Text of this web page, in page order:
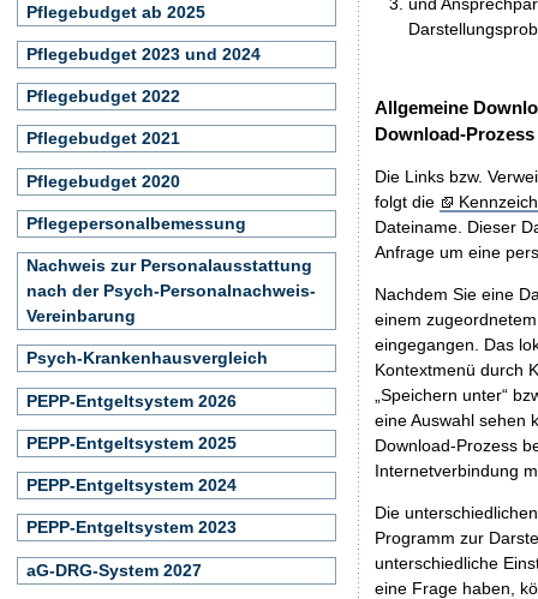
Allgemeine
Download-Prozess
Die Links bzw.
folgt die
Dateiname. Dieser
Anfrage um eine
Nachdem Sie eine
einem
eingegangen. Das
Kontextmenü durch
„Speichern unter“
eine Auswahl sehen
Download-Prozess
Internetverbindung
Die
Programm zur
unterschiedliche
eine Frage haben,
Pflegebudget ab 2025
Pflegebudget 2023 und 2024
Pflegebudget 2022
Pflegebudget 2021
Pflegebudget 2020
Pflegepersonalbemessung
Nachweis zur Personalausstattung
nach der Psych-Personalnachweis-
Vereinbarung
Psych-Krankenhausvergleich
PEPP-Entgeltsystem 2026
PEPP-Entgeltsystem 2025
PEPP-Entgeltsystem 2024
PEPP-Entgeltsystem 2023
aG-DRG-System 2027